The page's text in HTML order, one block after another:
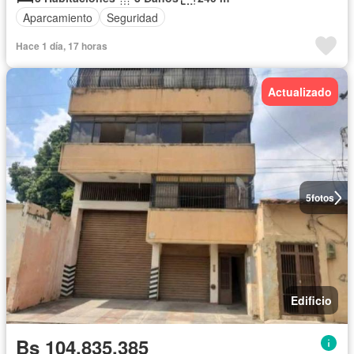
Aparcamiento
Seguridad
Hace 1 día, 17 horas
5fotos
Actualizado
Edificio
Bs 104.835.385